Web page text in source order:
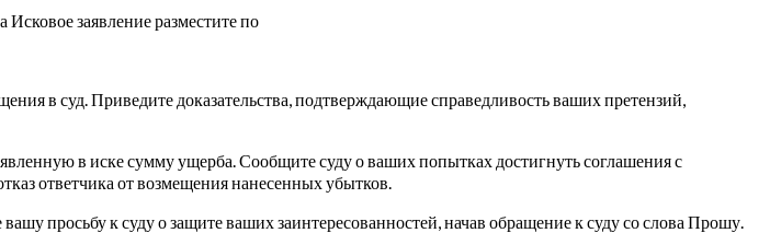
заявление разместите по
в суд. Приведите доказательства, подтверждающие справедливость ваших претензий,
в иске сумму ущерба. Сообщите суду о ваших попытках достигнуть соглашения с
ответчика от возмещения нанесенных убытков.
просьбу к суду о защите ваших заинтересованностей, начав обращение к суду со слова Прошу.